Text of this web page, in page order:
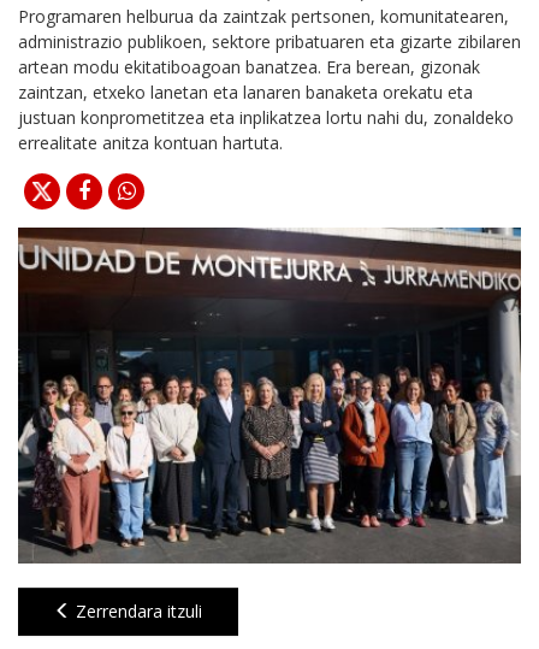
Programaren helburua da zaintzak pertsonen, komunitatearen,
administrazio publikoen, sektore pribatuaren eta gizarte zibilaren
artean modu ekitatiboagoan banatzea. Era berean, gizonak
zaintzan, etxeko lanetan eta lanaren banaketa orekatu eta
justuan konprometitzea eta inplikatzea lortu nahi du, zonaldeko
errealitate anitza kontuan hartuta.
Zerrendara itzuli